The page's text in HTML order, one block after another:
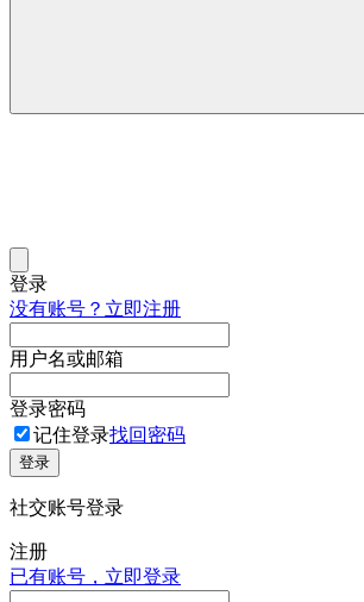
登录
没有账号？立即注册
用户名或邮箱
登录密码
记住登录找回密码
登录
社交账号登录
注册
已有账号，立即登录